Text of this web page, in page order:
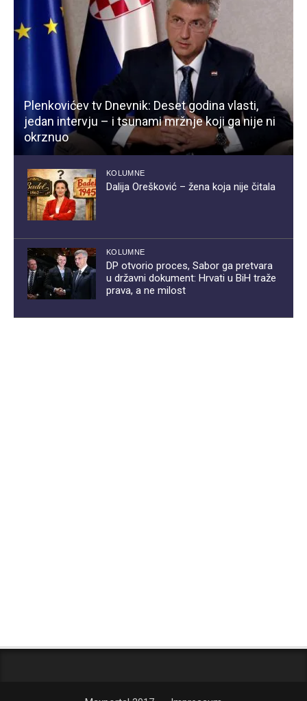
Plenkovićev tv Dnevnik: Deset godina vlasti,
jedan intervju – i tsunami mržnje koji ga nije ni
okrznuo
KOLUMNE
Dalija Orešković – žena koja nije čitala
KOLUMNE
DP otvorio proces, Sabor ga pretvara
u državni dokument: Hrvati u BiH traže
prava, a ne milost